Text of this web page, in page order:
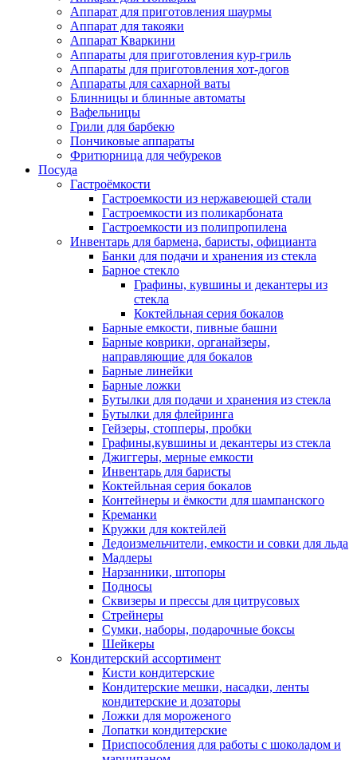
Аппарат для приготовления шаурмы
Аппарат для такояки
Аппарат Кваркини
Аппараты для приготовления кур-гриль
Аппараты для приготовления хот-догов
Аппараты для сахарной ваты
Блинницы и блинные автоматы
Вафельницы
Грили для барбекю
Пончиковые аппараты
Фритюрница для чебуреков
Посуда
Гастроёмкости
Гастроемкости из нержавеющей стали
Гастроемкости из поликарбоната
Гастроемкости из полипропилена
Инвентарь для бармена, баристы, официанта
Банки для подачи и хранения из стекла
Барное стекло
Графины, кувшины и декантеры из
стекла
Коктейльная серия бокалов
Барные емкости, пивные башни
Барные коврики, органайзеры,
направляющие для бокалов
Барные линейки
Барные ложки
Бутылки для подачи и хранения из стекла
Бутылки для флейринга
Гейзеры, стопперы, пробки
Графины,кувшины и декантеры из стекла
Джиггеры, мерные емкости
Инвентарь для баристы
Коктейльная серия бокалов
Контейнеры и ёмкости для шампанского
Креманки
Кружки для коктейлей
Ледоизмельчители, емкости и совки для льда
Мадлеры
Нарзанники, штопоры
Подносы
Сквизеры и прессы для цитрусовых
Стрейнеры
Сумки, наборы, подарочные боксы
Шейкеры
Кондитерский ассортимент
Кисти кондитерские
Кондитерские мешки, насадки, ленты
кондитерские и дозаторы
Ложки для мороженого
Лопатки кондитерские
Приспособления для работы с шоколадом и